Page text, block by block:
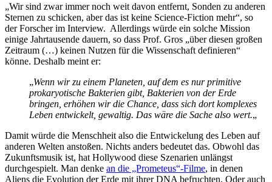
„Wir sind zwar immer noch weit davon entfernt, Sonden zu anderen
Sternen zu schicken, aber das ist keine Science-Fiction mehr“, so
der Forscher im Interview. Allerdings würde ein solche Mission
einige Jahrtausende dauern, so dass Prof. Gros „über diesen großen
Zeitraum (…) keinen Nutzen für die Wissenschaft definieren“
könne. Deshalb meint er:
„Wenn wir zu einem Planeten, auf dem es nur primitive
prokaryotische Bakterien gibt, Bakterien von der Erde
bringen, erhöhen wir die Chance, dass sich dort komplexes
Leben entwickelt, gewaltig. Das wäre die Sache also wert.„
Damit würde die Menschheit also die Entwickelung des Leben auf
anderen Welten anstoßen. Nichts anders bedeutet das. Obwohl das
Zukunftsmusik ist, hat Hollywood diese Szenarien unlängst
durchgespielt. Man denke an die „Prometeus“-Filme, in denen
Aliens die Evolution der Erde mit ihrer DNA befruchten. Oder auch